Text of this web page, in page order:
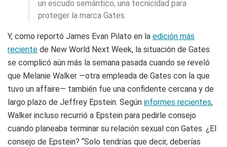
un escudo semántico, una tecnicidad para
proteger la marca Gates.
Y, como reportó James Evan Pilato en la edición más
reciente de New World Next Week, la situación de Gates
se complicó aún más la semana pasada cuando se reveló
que Melanie Walker —otra empleada de Gates con la que
tuvo un affaire— también fue una confidente cercana y de
largo plazo de Jeffrey Epstein. Según informes recientes,
Walker incluso recurrió a Epstein para pedirle consejo
cuando planeaba terminar su relación sexual con Gates. ¿El
consejo de Epstein? “Solo tendrías que decir, deberías